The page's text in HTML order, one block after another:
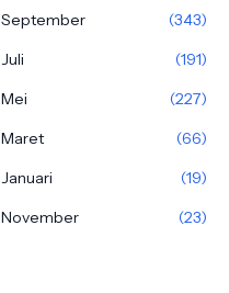
September
(343)
Juli
(191)
Mei
(227)
Maret
(66)
Januari
(19)
November
(23)